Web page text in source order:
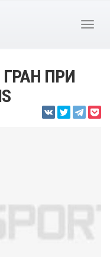
ПРИ